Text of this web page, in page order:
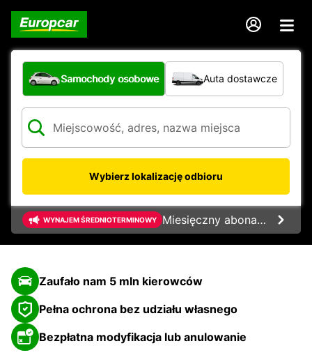
Jaki typ pojazdu?
Samochody osobowe Auta dostawcze
Wybierz lokalizację odbioru
WYNAJEM ŚREDNIOTERMINOWY Miesięczny abonament
Zaufało nam 5 mln kierowców
Pełna ochrona bez udziału własnego
Bezpłatna modyfikacja lub anulowanie